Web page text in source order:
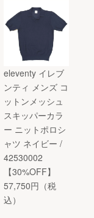
eleventy イレブ
ンティ メンズ コ
ットンメッシュ
スキッパーカラ
ー ニットポロシ
ャツ ネイビー /
42530002
【30%OFF】
57,750円（税
込）